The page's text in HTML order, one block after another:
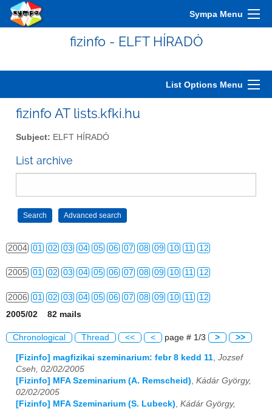
Sympa Menu
fizinfo - ELFT HÍRADÓ
List Options Menu
fizinfo AT lists.kfki.hu
Subject: ELFT HÍRADÓ
List archive
2001 01 02 03 04 05 06 07 08 09 10 11 12
2002 01 02 03 04 05 06 07 08 09 10 11 12
2003 01 02 03 04 05 06 07
2004 01 02 03 04 05 06 07 08 09 10 11 12
2005 01 02 03 04 05 06 07 08 09 10 11 12
2006 01 02 03 04 05 06 07 08 09 10 11 12
2009 01 02 03 04
2010 01 02
2005/02 82 mails
Chronological Thread << < page # 1/3 > >>
[Fizinfo] magfizikai szeminarium: febr 8 kedd 11 Jozsef
Cseh, 02/02/2005
[Fizinfo] MFA Szeminarium (A. Remscheid) Kádár György,
02/02/2005
[Fizinfo] MFA Szeminarium (S. Lubeck) Kádár György,